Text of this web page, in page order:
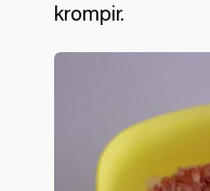
krompir.